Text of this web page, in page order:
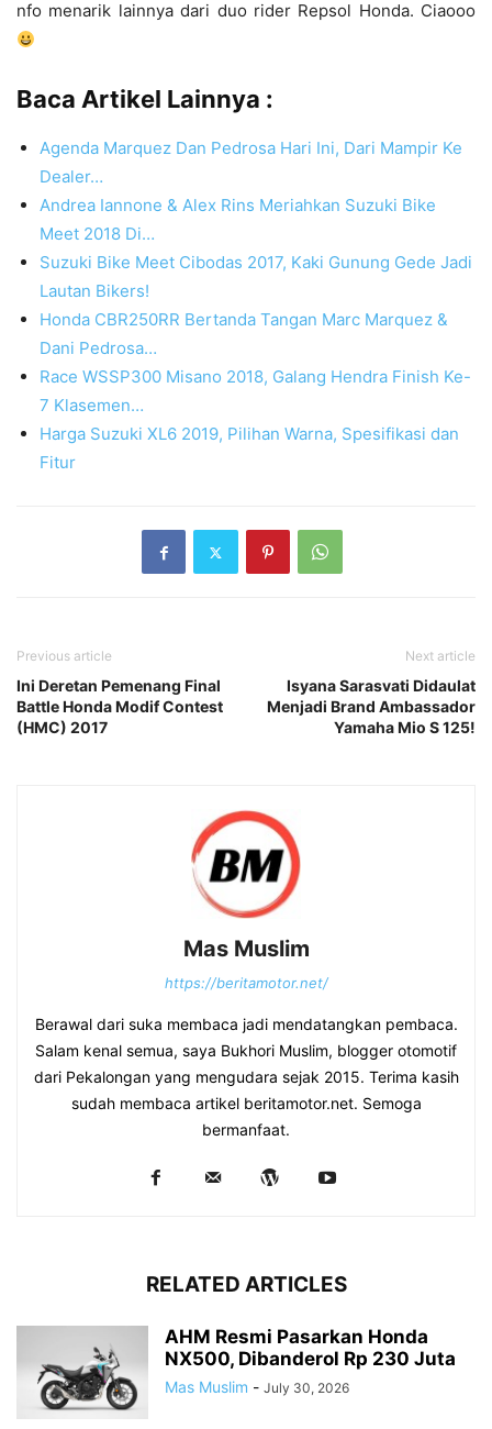
nfo menarik lainnya dari duo rider Repsol Honda. Ciaooo
Baca Artikel Lainnya :
Agenda Marquez Dan Pedrosa Hari Ini, Dari Mampir Ke
Dealer…
Andrea Iannone & Alex Rins Meriahkan Suzuki Bike
Meet 2018 Di…
Suzuki Bike Meet Cibodas 2017, Kaki Gunung Gede Jadi
Lautan Bikers!
Honda CBR250RR Bertanda Tangan Marc Marquez &
Dani Pedrosa…
Race WSSP300 Misano 2018, Galang Hendra Finish Ke-
7 Klasemen…
Harga Suzuki XL6 2019, Pilihan Warna, Spesifikasi dan
Fitur
Previous article
Ini Deretan Pemenang Final
Battle Honda Modif Contest
(HMC) 2017
Next article
Isyana Sarasvati Didaulat
Menjadi Brand Ambassador
Yamaha Mio S 125!
Mas Muslim
https://beritamotor.net/
Berawal dari suka membaca jadi mendatangkan pembaca.
Salam kenal semua, saya Bukhori Muslim, blogger otomotif
dari Pekalongan yang mengudara sejak 2015. Terima kasih
sudah membaca artikel beritamotor.net. Semoga
bermanfaat.
RELATED ARTICLES
AHM Resmi Pasarkan Honda
NX500, Dibanderol Rp 230 Juta
Mas Muslim - July 30, 2026